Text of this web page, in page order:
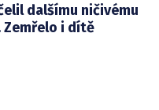
dalšímu ničivému
Zemřelo i dítě